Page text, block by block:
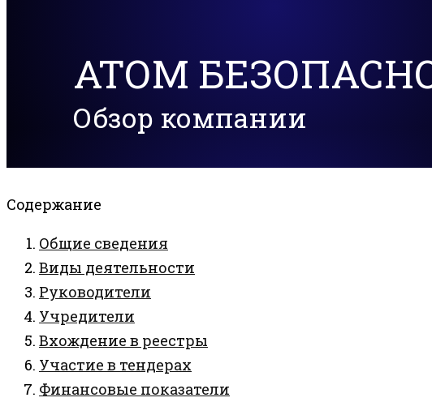
АТОМ
Обзор компании
Содержание
Общие сведения
Виды деятельности
Руководители
Учредители
Вхождение в реестры
Участие в тендерах
Финансовые показатели